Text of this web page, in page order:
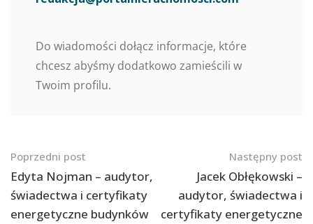
Do wiadomości dołącz informacje, które
chcesz abyśmy dodatkowo zamieścili w
Twoim profilu.
Nawigacja
po
postach
Poprzedni post
Edyta Nojman – audytor,
świadectwa i certyfikaty
energetyczne budynków
Następny post
Jacek Obłękowski –
audytor, świadectwa i
certyfikaty energetyczne